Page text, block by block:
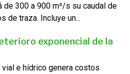
de 300 a 900 m³/s su caudal de
de traza. Incluye un...
exponencial de la
e hídrico genera costos